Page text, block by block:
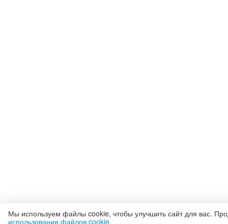
Мы используем файлы cookie, чтобы улучшить сайт для вас.
использования файлов cookie.